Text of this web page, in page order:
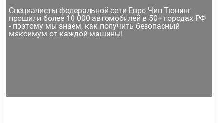
Специалисты федеральной сети Евро Чип Тюнинг
прошили более 10 000 автомобилей в 50+ городах РФ
- поэтому мы знаем, как получить безопасный
максимум от каждой машины!